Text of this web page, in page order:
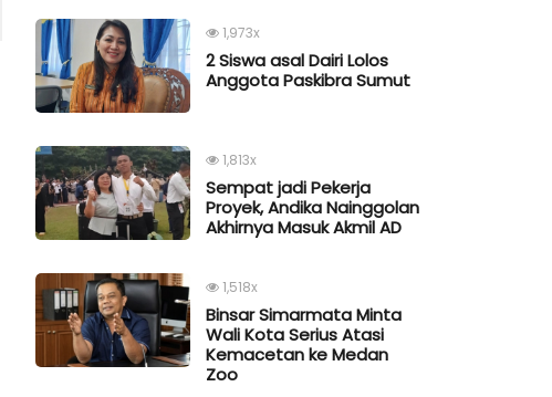
1,973x
2 Siswa asal Dairi Lolos
Anggota Paskibra Sumut
1,813x
Sempat jadi Pekerja
Proyek, Andika Nainggolan
Akhirnya Masuk Akmil AD
1,518x
Binsar Simarmata Minta
Wali Kota Serius Atasi
Kemacetan ke Medan
Zoo